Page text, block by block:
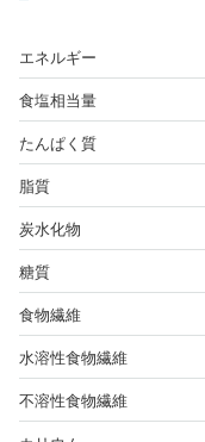
エネルギー
食塩相当量
たんぱく質
脂質
炭水化物
糖質
食物繊維
水溶性食物繊維
不溶性食物繊維